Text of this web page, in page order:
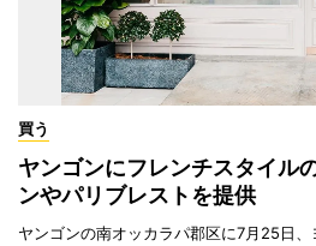
買う
ヤンゴンにフレンチスタイ
ンやパリブレストを提供
ヤンゴンの南オッカラパ郡区に7月25日